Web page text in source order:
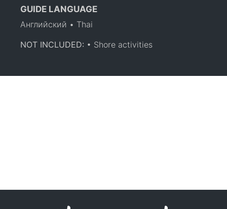
GUIDE LANGUAGE
Английский • Thai
NOT INCLUDED: • Shore activities